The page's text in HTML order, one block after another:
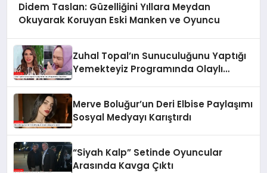
Didem Taslan: Güzelliğini Yıllara Meydan
Okuyarak Koruyan Eski Manken ve Oyuncu
Zuhal Topal’ın Sunuculuğunu Yaptığı
Yemekteyiz Programında Olaylı
Merve Boluğur’un Deri Elbise Paylaşımı
Sosyal Medyayı Karıştırdı
“Siyah Kalp” Setinde Oyuncular
Arasında Kavga Çıktı